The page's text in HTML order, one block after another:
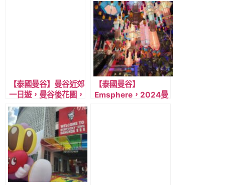
【泰國曼谷】曼谷近郊
一日遊，曼谷後花園，
陶瓷島，景點店家推薦
(含交通攻略)。
【泰國曼谷】
Emsphere，2024曼